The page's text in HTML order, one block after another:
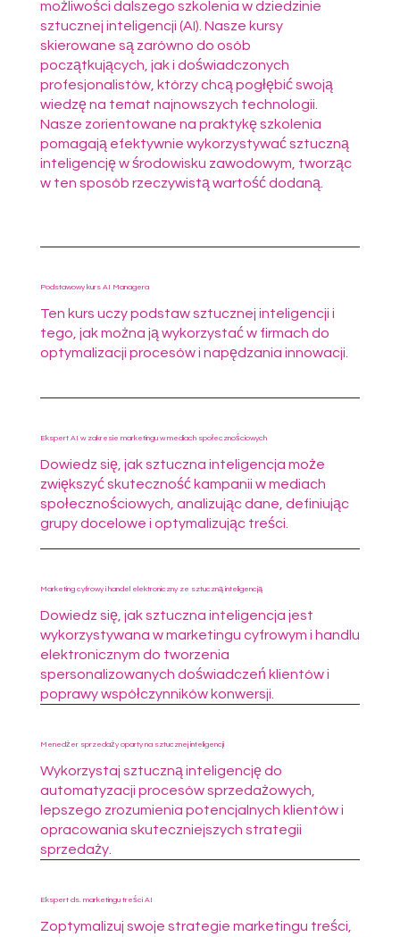
możliwości dalszego szkolenia w dziedzinie
sztucznej inteligencji (AI). Nasze kursy
skierowane są zarówno do osób
początkujących, jak i doświadczonych
profesjonalistów, którzy chcą pogłębić swoją
wiedzę na temat najnowszych technologii.
Nasze zorientowane na praktykę szkolenia
pomagają efektywnie wykorzystywać sztuczną
inteligencję w środowisku zawodowym, tworząc
w ten sposób rzeczywistą wartość dodaną.
Podstawowy kurs AI Managera
Ten kurs uczy podstaw sztucznej inteligencji i
tego, jak można ją wykorzystać w firmach do
optymalizacji procesów i napędzania innowacji.
Ekspert AI w zakresie marketingu w mediach społecznościowych
Dowiedz się, jak sztuczna inteligencja może
zwiększyć skuteczność kampanii w mediach
społecznościowych, analizując dane, definiując
grupy docelowe i optymalizując treści.
Marketing cyfrowy i handel elektroniczny ze sztuczną inteligencją
Dowiedz się, jak sztuczna inteligencja jest
wykorzystywana w marketingu cyfrowym i handlu
elektronicznym do tworzenia
spersonalizowanych doświadczeń klientów i
poprawy współczynników konwersji.
Menedżer sprzedaży oparty na sztucznej inteligencji
Wykorzystaj sztuczną inteligencję do
automatyzacji procesów sprzedażowych,
lepszego zrozumienia potencjalnych klientów i
opracowania skuteczniejszych strategii
sprzedaży.
Ekspert ds. marketingu treści AI
Zoptymalizuj swoje strategie marketingu treści,